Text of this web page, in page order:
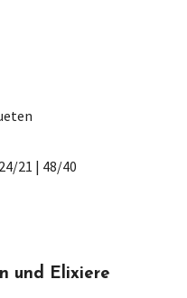
21 | 48/40
und Elixiere